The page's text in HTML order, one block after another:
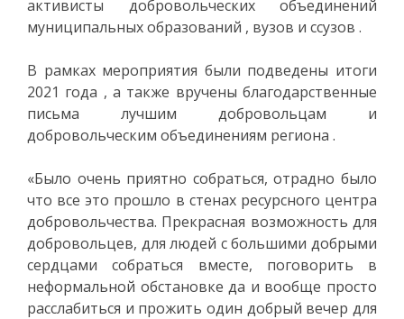
активисты добровольческих объединений
муниципальных образований , вузов и ссузов .
В рамках мероприятия были подведены итоги
2021 года , а также вручены благодарственные
письма лучшим добровольцам и
добровольческим объединениям региона .
«Было очень приятно собраться, отрадно было
что все это прошло в стенах ресурсного центра
добровольчества. Прекрасная возможность для
добровольцев, для людей с большими добрыми
сердцами собраться вместе, поговорить в
неформальной обстановке да и вообще просто
расслабиться и прожить один добрый вечер для